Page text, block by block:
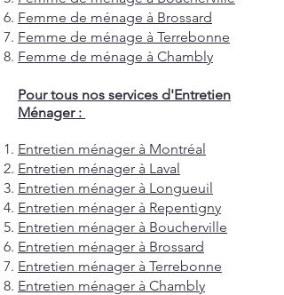
Femme de ménage à Brossard
Femme de ménage à Terrebonne
Femme de ménage à Chambly
Pour tous nos services d'Entretien
Ménager :
Entretien ménager à Montréal
Entretien ménager à Laval
Entretien ménager à Longueuil
Entretien ménager à Repentigny
Entretien ménager à Boucherville
Entretien ménager à Brossard
Entretien ménager à Terrebonne
Entretien ménager à Chambly